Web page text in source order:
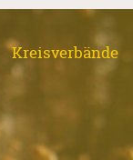
Kreisverbände